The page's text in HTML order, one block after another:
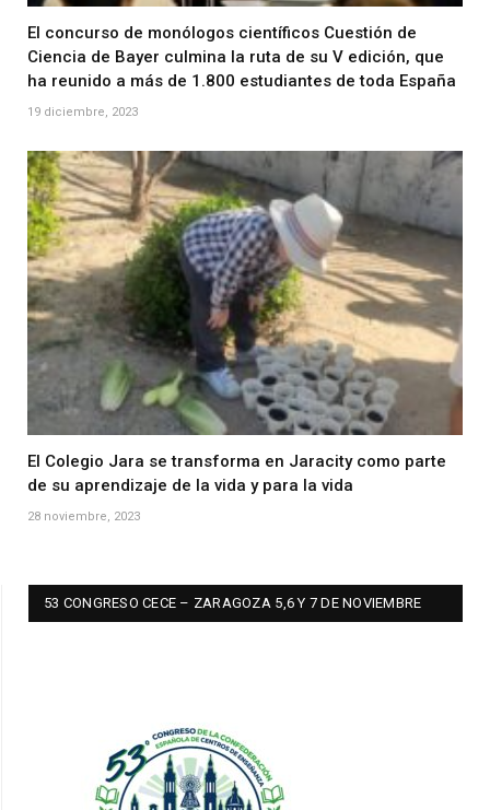
El concurso de monólogos científicos Cuestión de
Ciencia de Bayer culmina la ruta de su V edición, que
ha reunido a más de 1.800 estudiantes de toda España
19 diciembre, 2023
El Colegio Jara se transforma en Jaracity como parte
de su aprendizaje de la vida y para la vida
28 noviembre, 2023
53 CONGRESO CECE – ZARAGOZA 5,6 Y 7 DE NOVIEMBRE